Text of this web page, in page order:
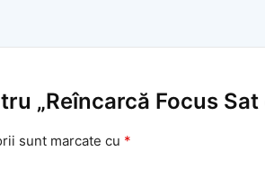
„Reîncarcă Focus Sat
sunt marcate cu *